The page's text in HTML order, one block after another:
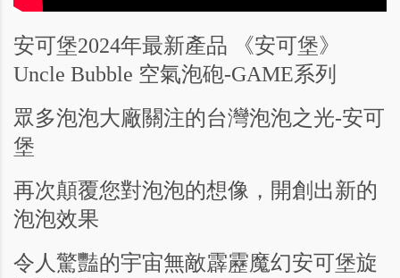
安可堡2024年最新產品 《安可堡》
Uncle Bubble 空氣泡砲-GAME系列
眾多泡泡大廠關注的台灣泡泡之光-安可
堡
再次顛覆您對泡泡的想像，開創出新的
泡泡效果
令人驚豔的宇宙無敵霹靂魔幻安可堡旋